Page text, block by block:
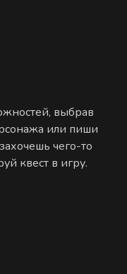
выбрав
или пиши
чего-то
квест в игру.